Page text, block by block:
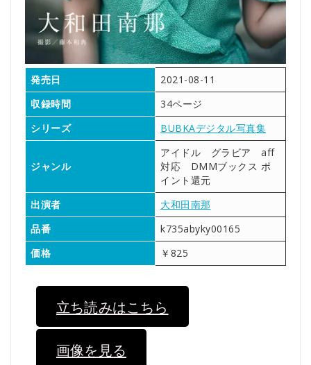
発売日
2021-08-11
収録時間
34ページ
シリーズ
BUBKAデジタル写真集
ジャンル
アイドル グラビア aff
対応 DMMブックス ポ
イント還元
出演者
大和田南那
品番
k735abyky00165
価格
￥825
立ち読みはこちら
画像を見る